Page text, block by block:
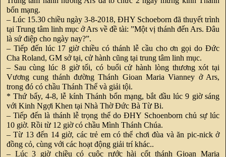
bổn mạng.
– Lúc 15.30 chiều ngày 3-8-2018, ĐHY Schoeborn đã thuyết trình
tại Trung tâm linh mục ở Ars về đề tài: ”Một vị thánh đến Ars. Đâu
là sứ điệp cho ngày nay?”.
– Tiếp đến lúc 17 giờ chiều có thánh lễ cầu cho ơn gọi do Đức
Cha Roland, GM sở tại, cử hành cũng tại trung tâm linh mục.
– Sau cùng lúc 8 giờ tối, có buổi cử hành lòng thương xót tại
Vương cung thánh đường Thánh Gioan Maria Vianney ở Ars,
trong đó có chầu Thánh Thể và giải tội.
* Thứ bẩy, 4-8, lễ kính Thánh bổn mạng, bắt đầu lúc 9 giờ sáng
với Kinh Ngợi Khen tại Nhà Thờ Đức Bà Từ Bi.
– Tiếp đến là thánh lễ trọng thể do ĐHY Schoenborn chủ sự lúc
10 giờ. Rồi từ 12 giờ có chầu Mình Thánh Chúa.
– Từ 13 đến 14 giờ, các trẻ em có thể chơi đùa và ăn pic-nick ở
đồng cỏ, cùng với các hoạt động giải trí khác..
– Lúc 3 giờ chiều có cuộc rước hài cốt thánh Gioan Maria